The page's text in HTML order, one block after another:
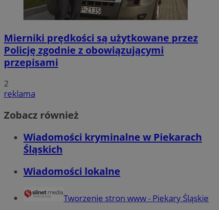
Mierniki prędkości są użytkowane przez
Policję zgodnie z obowiązującymi
przepisami
2
reklama
Zobacz również
Wiadomości kryminalne w Piekarach
Śląskich
Wiadomości lokalne
Tworzenie stron www - Piekary Śląskie